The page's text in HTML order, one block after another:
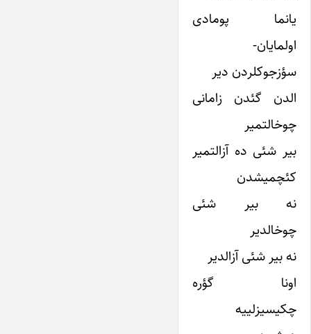
یانما پومادی
اولمایان-
سؤزجوکلردن دیر
الدن گئدن زامانی
چوخالتمیر
بیر شئی ده آزالتمیر
کئچمیشدن
نه بیر شئی
چوخالدیر
نه بیر شئی آزالدیر
اونا گؤره
چکیسیزلییه